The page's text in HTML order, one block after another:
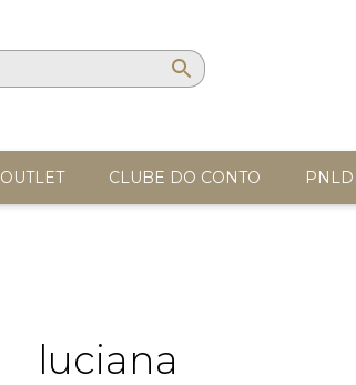
OUTLET CLUBE DO CONTO PNLD
luciana